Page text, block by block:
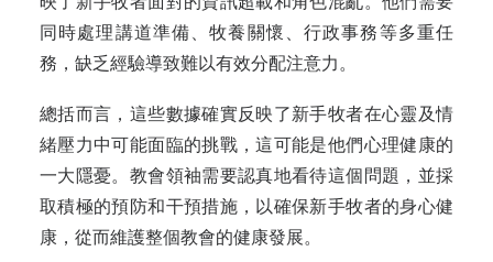
同時處理講道準備、牧養關懷、行政事務等多重任
務，缺乏經驗導致難以有效分配注意力。
總括而言，這些數據確實反映了新手牧者在心靈及情
緒壓力中可能面臨的挑戰，這可能是他們心理健康的
一大隱憂。教會領袖需要認真地看待這個問題，並採
取積極的預防和干預措施，以確保新手牧者的身心健
康，從而維護整個教會的健康發展。